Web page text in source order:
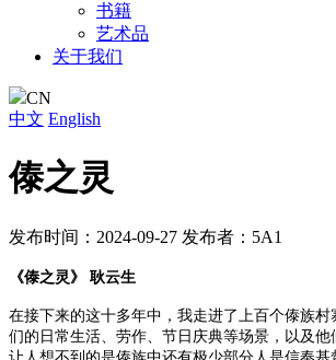
书籍
艺术品
关于我们
CN
中文 English
傣之灵
发布时间：2024-09-27 发布者：5A1
《傣之灵》 耿云生
在接下来的这十多年中，我走进了上百个傣族
们的日常生活、劳作、节日庆典等场景，以及他